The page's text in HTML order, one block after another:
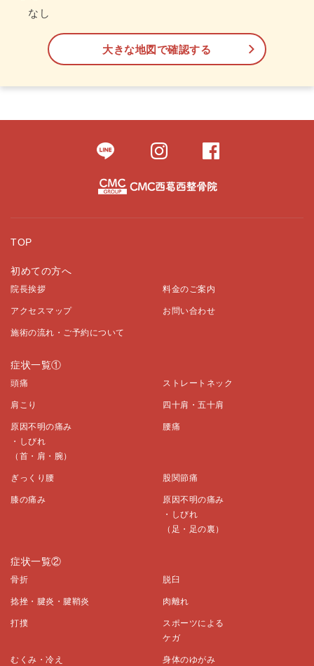
なし
大きな地図で確認する
TOP
初めての方へ
院長挨拶 料金のご案内
アクセスマップ お問い合わせ
施術の流れ・ご予約について
症状一覧①
頭痛 ストレートネック
肩こり 四十肩・五十肩
原因不明の痛み
・しびれ
（首・肩・腕）
腰痛
ぎっくり腰 股関節痛
膝の痛み
原因不明の痛み
・しびれ
（足・足の裏）
症状一覧②
骨折 脱臼
捻挫・腱炎・腱鞘炎 肉離れ
打撲
スポーツによる
ケガ
むくみ・冷え
身体のゆがみ